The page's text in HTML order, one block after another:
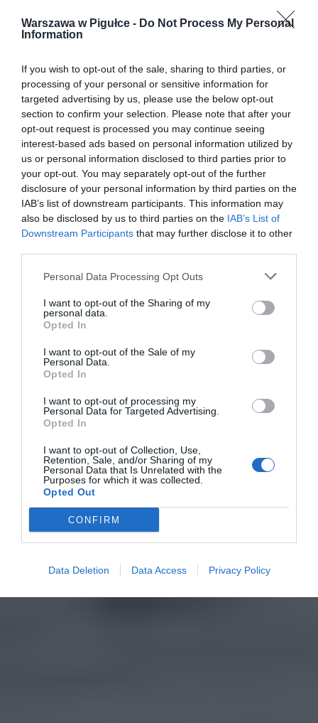
Warszawa w Pigułce - Do Not Process My Personal
Information
If you wish to opt-out of the sale, sharing to third parties, or
processing of your personal or sensitive information for
targeted advertising by us, please use the below opt-out
section to confirm your selection. Please note that after your
opt-out request is processed you may continue seeing
interest-based ads based on personal information utilized by
us or personal information disclosed to third parties prior to
your opt-out. You may separately opt-out of the further
disclosure of your personal information by third parties on the
IAB’s list of downstream participants. This information may
also be disclosed by us to third parties on the IAB’s List of
Downstream Participants that may further disclose it to other
Personal Data Processing Opt Outs
I want to opt-out of the Sharing of my
personal data.
Opted In
I want to opt-out of the Sale of my
Personal Data.
Opted In
I want to opt-out of processing my
Personal Data for Targeted Advertising.
Opted In
I want to opt-out of Collection, Use,
Retention, Sale, and/or Sharing of my
Personal Data that Is Unrelated with the
Purposes for which it was collected.
Opted Out
CONFIRM
Data Deletion Data Access Privacy Policy